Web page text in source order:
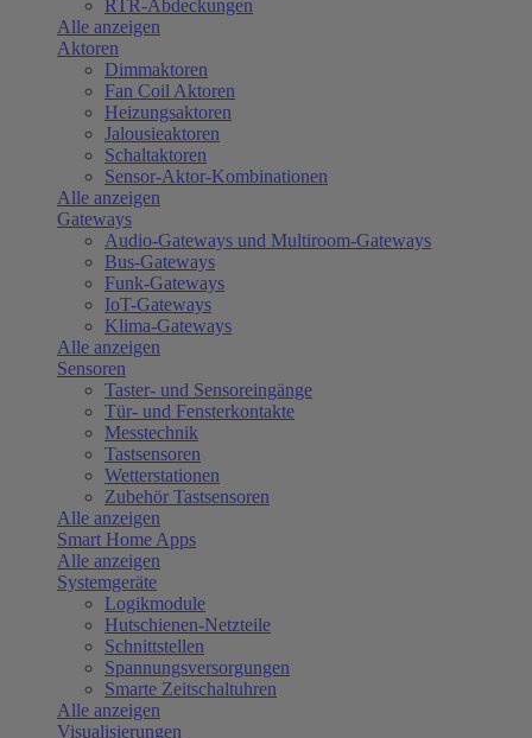
RTR-Abdeckungen
Alle anzeigen
Aktoren
Dimmaktoren
Fan Coil Aktoren
Heizungsaktoren
Jalousieaktoren
Schaltaktoren
Sensor-Aktor-Kombinationen
Alle anzeigen
Gateways
Audio-Gateways und Multiroom-Gateways
Bus-Gateways
Funk-Gateways
IoT-Gateways
Klima-Gateways
Alle anzeigen
Sensoren
Taster- und Sensoreingänge
Tür- und Fensterkontakte
Messtechnik
Tastsensoren
Wetterstationen
Zubehör Tastsensoren
Alle anzeigen
Smart Home Apps
Alle anzeigen
Systemgeräte
Logikmodule
Hutschienen-Netzteile
Schnittstellen
Spannungsversorgungen
Smarte Zeitschaltuhren
Alle anzeigen
Visualisierungen